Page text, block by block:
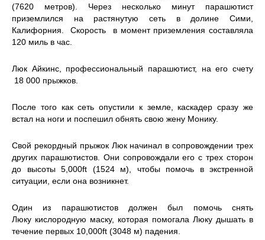
(7620 метров). Через несколько минут парашютист
приземлился на растянутую сеть в долине Сими,
Калифорния. Скорость в момент приземления составляла
120 миль в час.
Люк Айкинс, профессиональный парашютист, на его счету
18 000 прыжков.
После того как сеть опустили к земле, каскадер сразу же
встал на ноги и поспешил обнять свою жену Монику.
Свой рекордный прыжок Люк начинал в сопровождении трех
других парашютистов. Они сопровождали его с трех сторон
до высоты 5,000ft (1524 м), чтобы помочь в экстренной
ситуации, если она возникнет.
Один из парашютистов должен был помочь снять
Люку кислородную маску, которая помогала Люку дышать в
течение первых 10,000ft (3048 м) падения.